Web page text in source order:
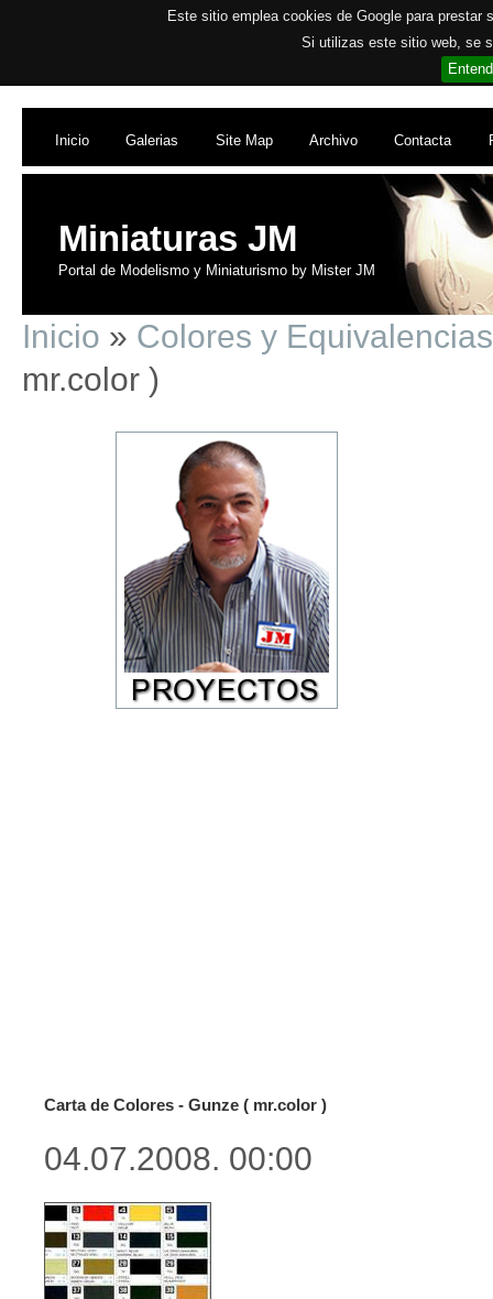
Este sitio emplea cookies de Google para
Si utilizas este sitio web, se
Inicio Galerias Site Map Archivo Contacta
Miniaturas JM
Portal de Modelismo y Miniaturismo by Mister JM
Inicio » Colores y Equivalencias
mr.color )
Carta de Colores - Gunze ( mr.color )
04.07.2008. 00:00